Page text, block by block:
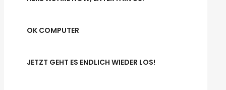
OK COMPUTER
JETZT GEHT ES ENDLICH WIEDER LOS!